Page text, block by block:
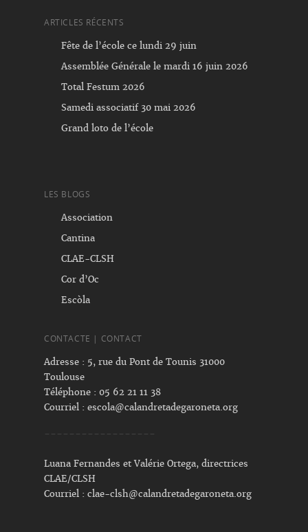
ARTICLES RÉCENTS
Fête de l’école ce lundi 29 juin
Assemblée Générale le mardi 16 juin 2026
Total Festum 2026
Samedi associatif 30 mai 2026
Grand loto de l’école
LES BLOGS
Association
Cantina
CLAE-CLSH
Cor d’Oc
Escòla
CONTACTE | CONTACT
Adresse : 5, rue du Pont de Tounis 31000
Toulouse
Téléphone : 05 62 21 11 38
Courriel : escola@calandretadegaroneta.org
------------------
Luana Fernandes et Valérie Ortega, directrices
CLAE/CLSH
Courriel : clae-clsh@calandretadegaroneta.org